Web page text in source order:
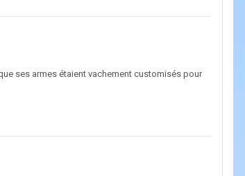
ses armes étaient vachement customisés pour